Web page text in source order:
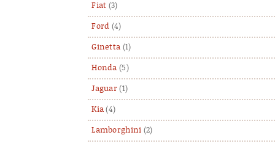
Fiat (3)
Ford (4)
Ginetta (1)
Honda (5)
Jaguar (1)
Kia (4)
Lamborghini (2)